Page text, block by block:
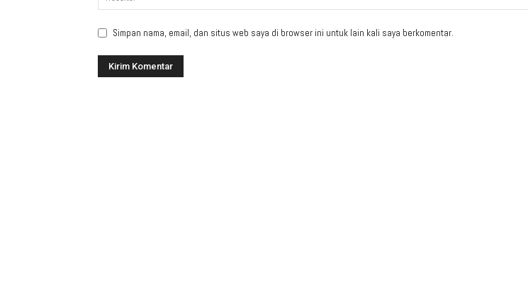
Simpan nama, email, dan situs web saya di browser ini untuk lain kali saya berkomentar.